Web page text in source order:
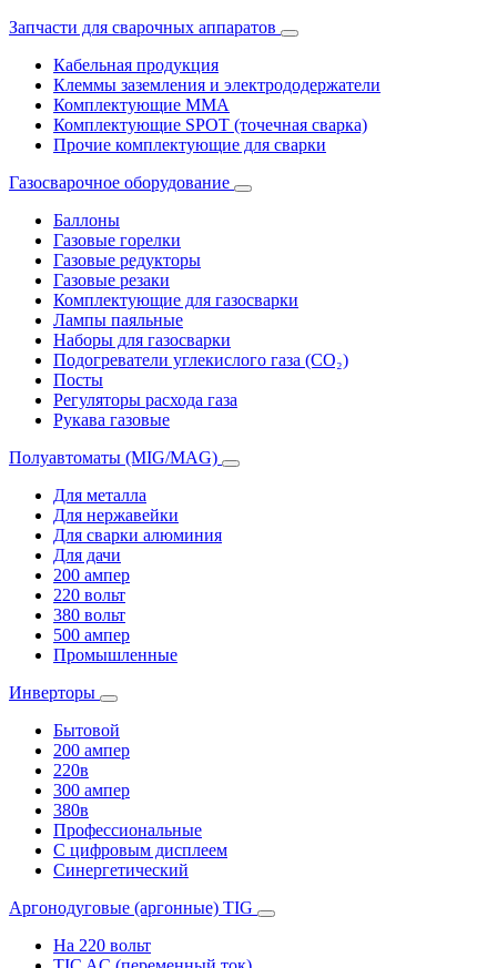
Запчасти для сварочных аппаратов
Кабельная продукция
Клеммы заземления и электрододержатели
Комплектующие ММА
Комплектующие SPOT (точечная сварка)
Прочие комплектующие для сварки
Газосварочное оборудование
Баллоны
Газовые горелки
Газовые редукторы
Газовые резаки
Комплектующие для газосварки
Лампы паяльные
Наборы для газосварки
Подогреватели углекислого газа (CO₂)
Посты
Регуляторы расхода газа
Рукава газовые
Полуавтоматы (MIG/MAG)
Для металла
Для нержавейки
Для сварки алюминия
Для дачи
200 ампер
220 вольт
380 вольт
500 ампер
Промышленные
Инверторы
Бытовой
200 ампер
220в
300 ампер
380в
Профессиональные
С цифровым дисплеем
Синергетический
Аргонодуговые (аргонные) TIG
На 220 вольт